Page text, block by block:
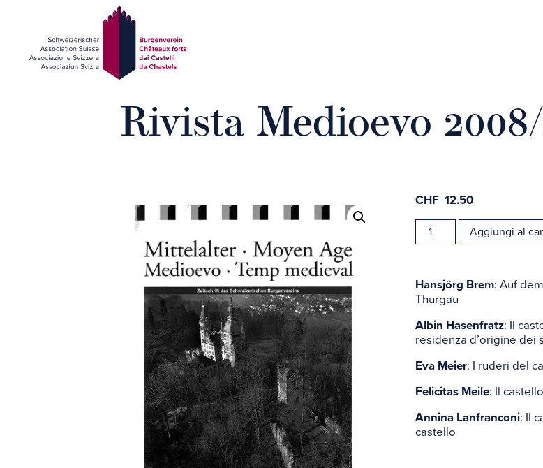
Presentazione
Partecipare
Manifestazioni
Pubblicazioni
Rivista Medioevo
CHF 12.50
Rivista
Medioevo
Aggiungi al
Hansjörg Brem: Auf
Thurgau
Albin Hasenfratz: Il
residenza d’origine dei
Eva Meier: I ruderi del
Felicitas Meile: Il
Annina Lanfranconi: Il
castello